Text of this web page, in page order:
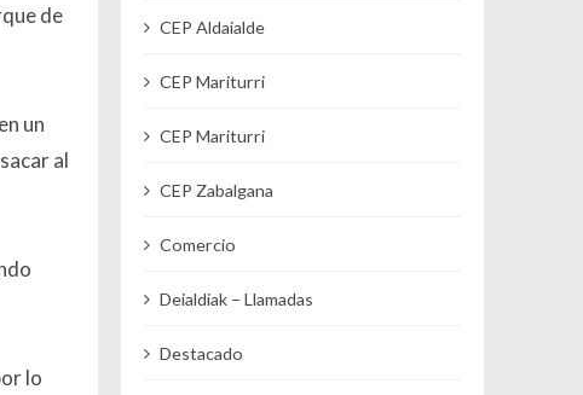
de
un
al
lo
CEP Aldaialde
CEP Mariturri
CEP Mariturri
CEP Zabalgana
Comercio
Deialdiak – Llamadas
Destacado